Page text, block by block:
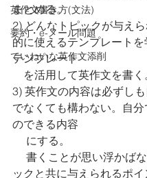
英作文書き方(文法)
要約・e-メール問題
ていねいな英作文添削
まとめる。
2) どんなトピックが与え
的に使えるテンプレート
テンプレート
を活用して英作文を書く
3) 英作文の内容は必ずし
でなくても構わない。自分
のできる内容
にする。
書くことが思い浮かば
ックと共に与えられるポ